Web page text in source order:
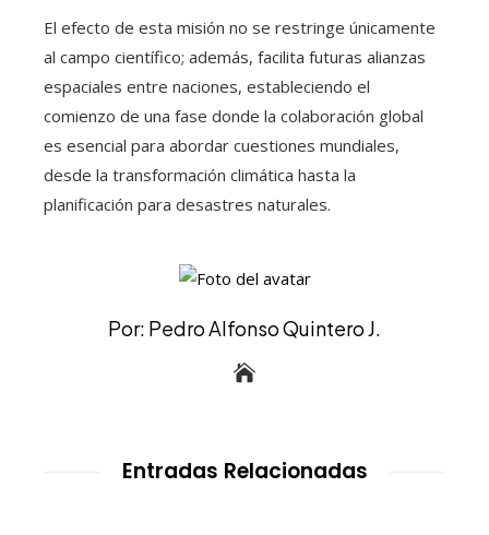
El efecto de esta misión no se restringe únicamente
al campo científico; además, facilita futuras alianzas
espaciales entre naciones, estableciendo el
comienzo de una fase donde la colaboración global
es esencial para abordar cuestiones mundiales,
desde la transformación climática hasta la
planificación para desastres naturales.
Por: Pedro Alfonso Quintero J.
Entradas Relacionadas